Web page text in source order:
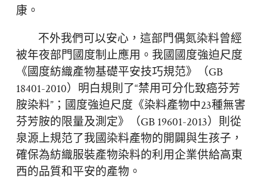
康。
不外我們可以安心，這部門偶氮染料曾經
被年夜部門國度制止應用。我國國度強迫尺度
《國度紡織產物基礎平安技巧規范》（GB
18401-2010）明白規則了“禁用可分化致癌芬芳
胺染料”；國度強迫尺度《染料產物中23種無害
芬芳胺的限量及測定》（GB 19601-2013）則從
泉源上規范了我國染料產物的開闢與生孩子，
確保為紡織服裝產物染料的利用企業供給高東
西的品質和平安的產物。